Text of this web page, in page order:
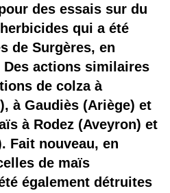
des essais sur du
qui a été
de Surgères, en
Des actions similaires
de colza à
à Gaudiès (Ariège) et
à Rodez (Aveyron) et
Fait nouveau, en
de maïs
également détruites